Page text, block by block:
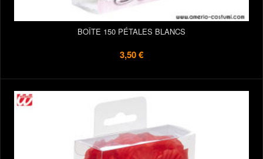
BOÎTE 150 PÉTALES BLANCS
3,50 €